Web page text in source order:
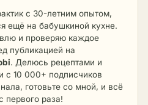
с 30-летним опытом,
ещё на бабушкиной кухне.
и проверяю каждое
публикацией на
. Делюсь рецептами и
с 10 000+ подписчиков
готовьте со мной, и всё
первого раза!